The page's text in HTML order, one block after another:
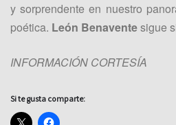
y sorprendente en nuestro
poética. León Benaventesigue
INFORMACIÓN CORTESÍA
Si te gusta comparte: